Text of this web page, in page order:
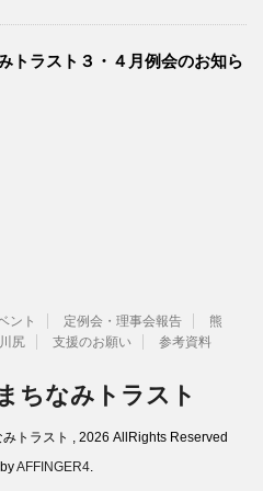
トラスト３・４月例会のお知ら
ント 定例会・理事会報告
熊
尻 支援のお願い 参考資料
ちなみトラスト
トラスト , 2026 AllRights Reserved
AFFINGER4.